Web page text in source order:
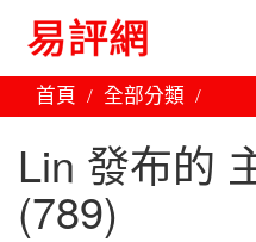
首頁 全部分類
Lin 發布的
(789)